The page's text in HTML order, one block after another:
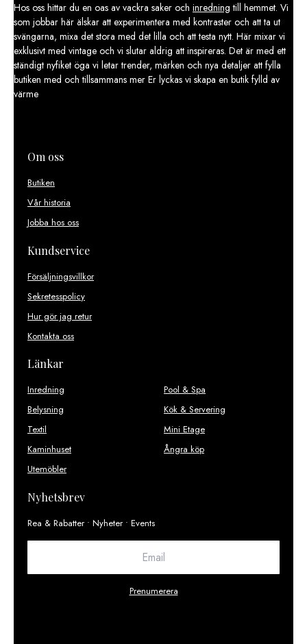
Hos oss hittar du en oas av vackra saker och inredning till hemmet. Vi
som jobbar här älskar att experimentera med kontraster och att ta ut
svängarna, mixa det stora med det lilla och att testa nytt. Här mixar vi
exklusivt med vintage och vi slutar aldrig att inspireras. Det är med ett
ständigt nyfiket öga vi letar trender, märken och nya detaljer att fylla
butiken med och tillsammans mer Er lyckas vi skapa en butik fylld av
värme
Om oss
Butiken
Vår historia
Jobba hos oss
Kundservice
Försäljningsvillkor
Sekretesspolicy
Hur gör jag retur
Kontakta oss
Länkar
Inredning
Belysning
Textil
Kaminhuset
Utemöbler
Pool & Spa
Kök & Servering
Mini Etage
Ångra köp
Nyhetsbrev
Rea & Rabatter • Nyheter • Events
Prenumerera